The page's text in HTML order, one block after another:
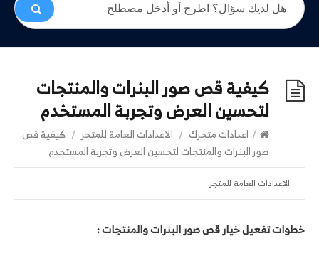
كيفية قص صور البنرات والمنتجات
لتحسين العرض وتجربة المستخدم
/ اعدادات متجرك / الاعدادات العامة للمتجر / كيفية قص
صور البنرات والمنتجات لتحسين العرض وتجربة المستخدم
الاعدادات العامة للمتجر
خطوات تفعيل خيار قص صور البنرات والمنتجات :